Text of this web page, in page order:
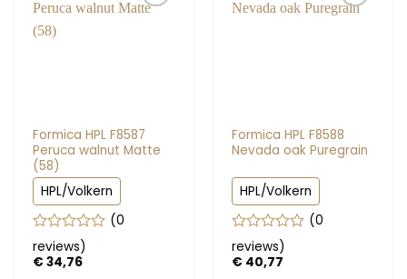
Formica HPL F8587
Peruca walnut Matte
(58)
HPL/Volkern
Gewaardeerd
0
uit
(0
reviews)
€34,76
Formica HPL F8588
Nevada oak Puregrain
HPL/Volkern
Gewaardeerd
0
uit
(0
reviews)
€40,77